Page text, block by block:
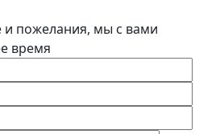
и пожелания, мы с вами
время